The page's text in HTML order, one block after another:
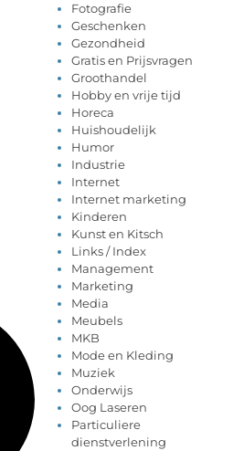
Fotografie
Geschenken
Gezondheid
Gratis en Prijsvragen
Groothandel
Hobby en vrije tijd
Horeca
Huishoudelijk
Humor
Industrie
Internet
Internet marketing
Kinderen
Kunst en Kitsch
Links / Index
Management
Marketing
Media
Meubels
MKB
Mode en Kleding
Muziek
Onderwijs
Oog Laseren
Particuliere
dienstverlening